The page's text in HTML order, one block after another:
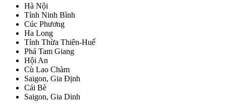
Hà Nội
Tỉnh Ninh Bình
Cúc Phương
Ha Long
Tỉnh Thừa Thiên-Huế
Phá Tam Giang
Hội An
Cù Lao Chàm
Saigon, Gia Định
Cái Bè
Saigon, Gia Dinh